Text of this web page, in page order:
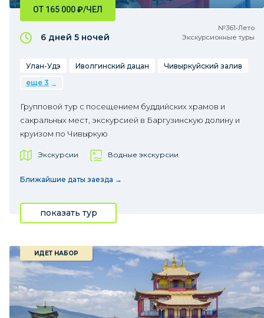
№361•Лето
Экскурсионные туры
ОТ 165 000₽/ЧЕЛ
6 дней 5 ночей
Улан-Удэ Иволгинский дацан
Чивыркуйский залив
еще 3
Групповой тур с посещением буддийских храмов и
сакральных мест, экскурсией в Баргузинскую долину и
круизом по Чивыркую
Экскурсии Водные экскурсии
Ближайшие даты заезда →
показать тур
ИДЕТ НАБОР